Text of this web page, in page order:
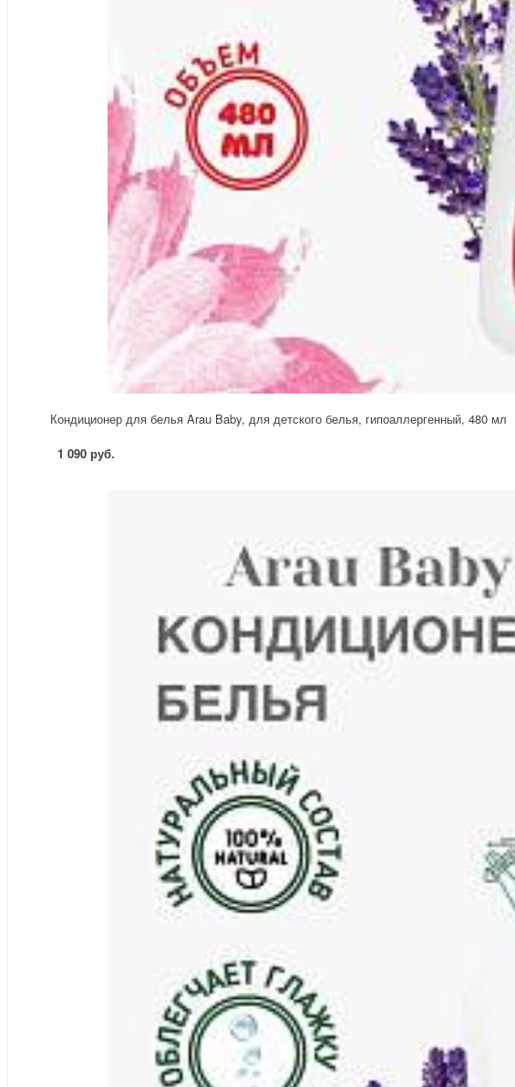
Кондиционер для белья Arau Baby, для детского белья, гипоаллергенный, 480 мл
1 090 руб.